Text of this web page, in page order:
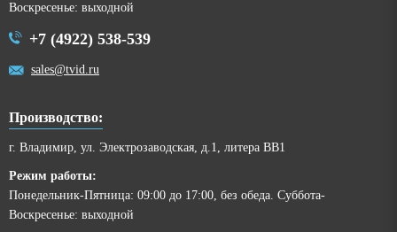
Воскресенье: выходной
+7 (4922) 538-539
sales@tvid.ru
Производство:
г. Владимир, ул. Электрозаводская, д.1, литера ВВ1
Режим работы:
Понедельник-Пятница: 09:00 до 17:00, без обеда. Суббота-
Воскресенье: выходной